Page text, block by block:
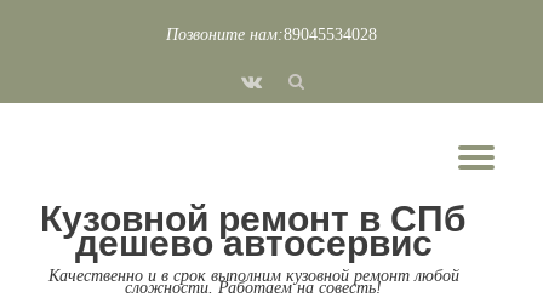
Позвоните нам:89045534028
fa-
Кузовной ремонт в СПб
дешево автосервис
Качественно и в срок выполним кузовной ремонт любой
сложности. Работаем на совесть!
*
*
*
*
*
*